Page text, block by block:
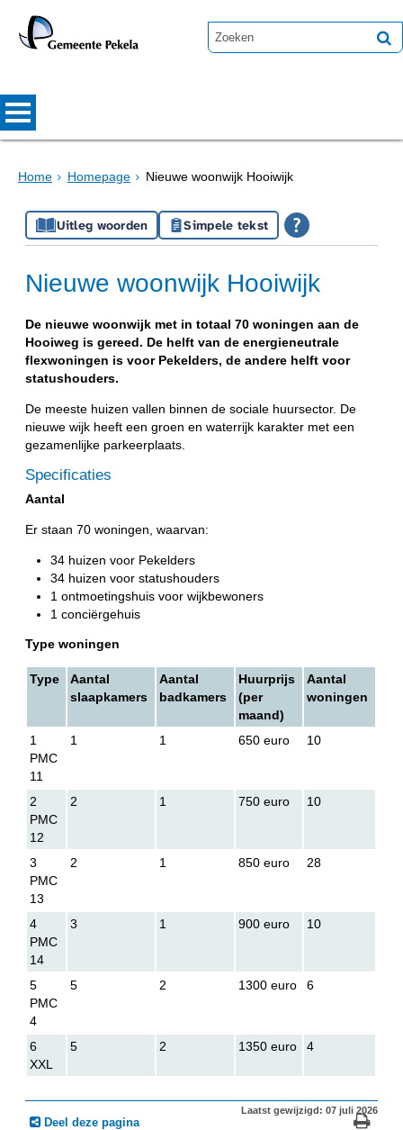
Home Homepage Nieuwe woonwijk Hooiwijk
Uitleg woorden Simpele tekst
Nieuwe woonwijk Hooiwijk
De nieuwe woonwijk met in totaal 70 woningen aan de
Hooiweg is gereed. De helft van de energieneutrale
flexwoningen is voor Pekelders, de andere helft voor
statushouders.
De meeste huizen vallen binnen de sociale huursector. De
nieuwe wijk heeft een groen en waterrijk karakter met een
gezamenlijke parkeerplaats.
Specificaties
Aantal
Er staan 70 woningen, waarvan:
34 huizen voor Pekelders
34 huizen voor statushouders
1 ontmoetingshuis voor wijkbewoners
1 conciërgehuis
Type woningen
Type
Aantal
slaapkamers
Aantal
badkamers
Huurprijs
(per
maand)
Aantal
woningen
1
PMC
11
1 1 650 euro 10
2
PMC
12
2 1 750 euro 10
3
PMC
13
2 1 850 euro 28
4
PMC
14
3 1 900 euro 10
5
PMC
4
5 2 1300 euro 6
6
XXL
5 2 1350 euro 4
Deel deze pagina
Laatst gewijzigd: 07 juli 2026